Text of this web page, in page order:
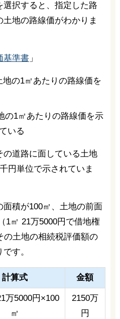
択すると、指定した路
地の路線価がわかりま
基準書」
の1㎡あたりの路線価を示
いる
道路に面している土地
円単位で示されていま
積が100㎡、土地の前面
1㎡ 21万5000円で借地権
の土地の相続税評価額の
す。
計算式 金額
万5000円×100
㎡
2150万
円